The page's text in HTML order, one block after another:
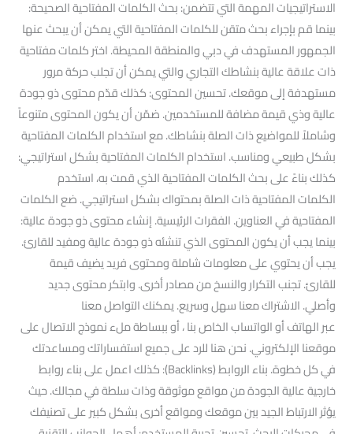
الاستراتيجيات المهمة التي تتضمن: بحث الكلمات المفتاحية الصحيحة:
بينما قم بإجراء بحث متقن للكلمات المفتاحية التي يمكن أن يبحث عنها
الجمهور المستهدف في دبي والمنطقة المحيطة. اختر كلمات مفتاحية
ذات علاقة عالية بنشاطك التجاري والتي يمكن أن تجلب حركة مرور
مستهدفة إلى موقعك. تحسين المحتوى: كذلك قدّم محتوى ذو جودة
عالية وذي قيمة مضافة للمستخدمين. ضمّن أن يكون المحتوى متنوعاً
وشاملاً للمواضيع ذات الصلة بنشاطك. مع استخدام الكلمات المفتاحية
بشكل طبيعي ومناسب. استخدام الكلمات المفتاحية بشكل استراتيجي:
كذلك بناءً على بحث الكلمات المفتاحية الذي قمت به، استخدم
الكلمات المفتاحية ذات الصلة بمحتواك بشكل استراتيجي. ضع الكلمات
المفتاحية في العناوين. الفقرات الرئيسية. إنشاء محتوى ذو جودة عالية:
بينما يجب أن يكون المحتوى الذي تنشئه ذو جودة عالية ومفيد للقارئ.
يجب أن يحتوي على معلومات شاملة ومحتوى فريد يضيف قيمة
للقارئ. تجنب التكرار والنسخ من مصادر أخرى. وابتكر محتوى جديد
وأصلي. الاشتراك معنا سهل وسريع. يمكنك التواصل معنا
عبر الهاتف أو الواتساب الخاص بنا ، أو ببساطة ملء نموذج الاتصال على
موقعنا الإلكتروني. نحن هنا للرد على جميع استفساراتك ومساعدتك
في كل خطوة. بناء الروابط (Backlinks): كذلك اعمل على بناء روابط
خارجية عالية الجودة من مواقع موثوقة وذات سلطة في مجالك. حيث
يؤثر الارتباط الجيد بين موقعك ومواقع أخرى بشكل كبير على تصنيفك